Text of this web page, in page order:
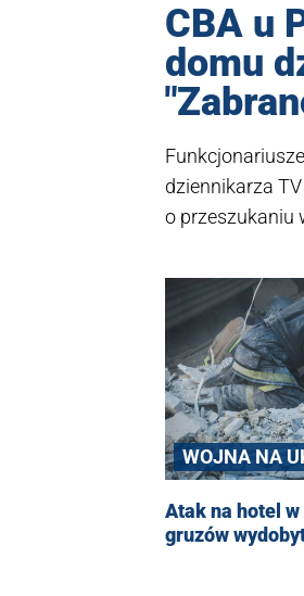
CBA u
domu
dziennikarza
o przeszukaniu
WOJNA NA
Atak na hotel
gruzów